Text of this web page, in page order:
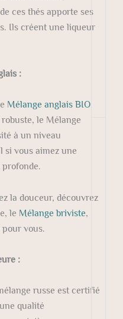
ces thés apporte ses
Ils créent une liqueur
:
Mélange anglais BIO
le Mélange
à un niveau
si vous aimez une
la douceur, découvrez
le Mélange briviste,
vous.
:
russe est certifié
qualité